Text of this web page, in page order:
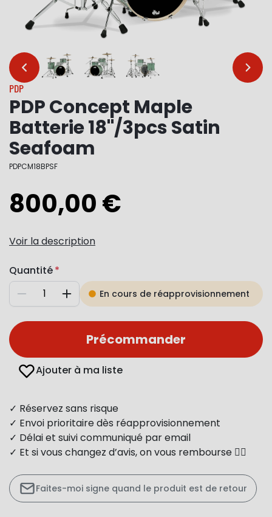
… …
PDP
PDP Concept Maple
Batterie 18"/3pcs Satin
Seafoam
PDPCM18BPSF
800,00 €
Voir la description
Quantité
Diminuer AugmenterEn cours de réapprovisionnement
Précommander
Ajouter à ma liste
✓ Réservez sans risque
✓ Envoi prioritaire dès réapprovisionnement
✓ Délai et suivi communiqué par email
✓ Et si vous changez d’avis, on vous rembourse 👍🏻
Faites-moi signe quand le produit est de retour